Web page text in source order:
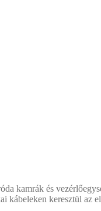
kamrák és
kábeleken keresztül